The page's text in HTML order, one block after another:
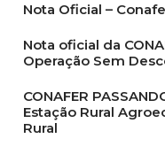
Nota Oficial –
Nota oficial da
Operação Sem
CONAFER
Estação Rural
Rural